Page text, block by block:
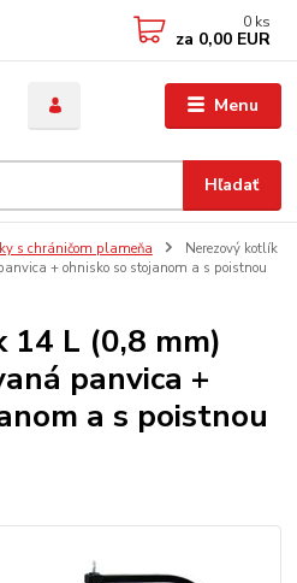
Menu
Hľadať
0 ks
za 0,00 EUR
s chráničom plameňa
Nerezový kotlík
+ ohnisko so stojanom a s poistnou
L (0,8 mm)
panvica +
a s poistnou